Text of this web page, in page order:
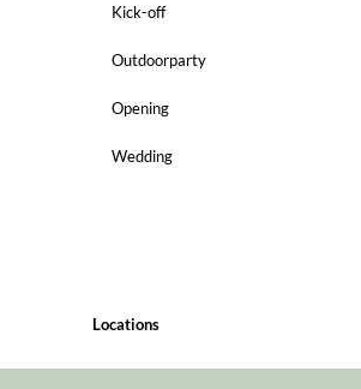
Kick-off
Outdoorparty
Opening
Wedding
Locations